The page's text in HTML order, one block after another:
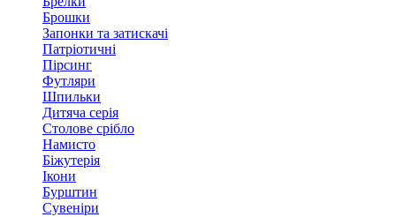
Брошки
Запонки та затискачі
Патріотичні
Пірсинг
Футляри
Шпильки
Дитяча серія
Столове срібло
Намисто
Біжутерія
Ікони
Бурштин
Сувеніри